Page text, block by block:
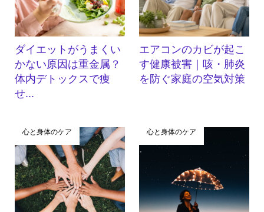
ダイエットがうまくい
かない原因は重金属？
体内デトックスで痩
せ...
エアコンのカビが起こ
す健康被害｜咳・肺炎
を防ぐ家庭の空気対策
心と身体のケア 心と身体のケア